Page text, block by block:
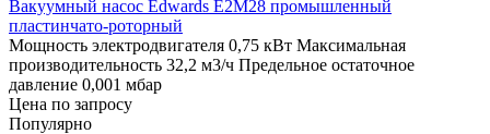
Вакуумный насос Edwards E2M28 промышленный
пластинчато-роторный
Мощность электродвигателя 0,75 кВт Максимальная
производительность 32,2 м3/ч Предельное остаточное
давление 0,001 мбар
Цена по запросу
Популярно